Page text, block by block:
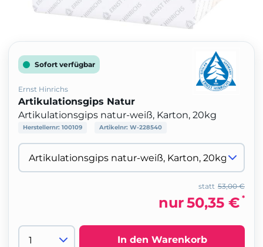
Sofort verfügbar
Ernst Hinrichs
Artikulationsgips Natur
Artikulationsgips natur-weiß, Karton, 20kg
Herstellernr: 100109 Artikelnr: W-228540
53,00 €
statt
nur50,35 € *
In den Warenkorb